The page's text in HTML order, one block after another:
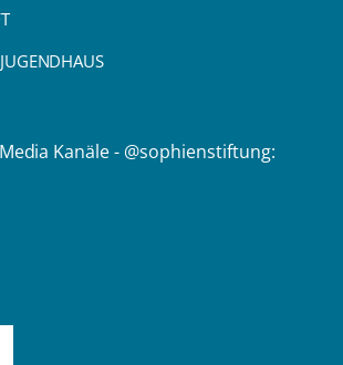
Kanäle - @sophienstiftung: